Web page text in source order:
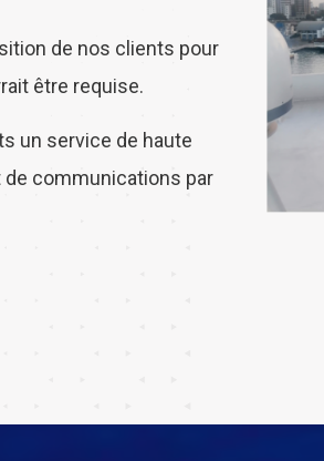
de nos clients pour
être requise.
un service de haute
communications par